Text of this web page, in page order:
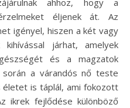
éljenek át. Az
igényel, hiszen a két vagy
járhat, amelyek
és a magzatok
a várandós nő teste
életet is táplál, ami fokozott
ikrek fejlődése különböző